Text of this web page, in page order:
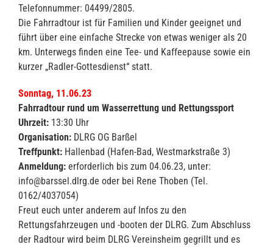
Telefonnummer: 04499/2805.
Die Fahrradtour ist für Familien und Kinder geeignet und
führt über eine einfache Strecke von etwas weniger als 20
km. Unterwegs finden eine Tee- und Kaffeepause sowie ein
kurzer „Radler-Gottesdienst“ statt.
Sonntag, 11.06.23
Fahrradtour rund um Wasserrettung und Rettungssport
Uhrzeit: 13:30 Uhr
Organisation: DLRG OG Barßel
Treffpunkt: Hallenbad (Hafen-Bad, Westmarkstraße 3)
Anmeldung: erforderlich bis zum 04.06.23, unter:
info@barssel.dlrg.de oder bei Rene Thoben (Tel.
0162/4037054)
Freut euch unter anderem auf Infos zu den
Rettungsfahrzeugen und -booten der DLRG. Zum Abschluss
der Radtour wird beim DLRG Vereinsheim gegrillt und es